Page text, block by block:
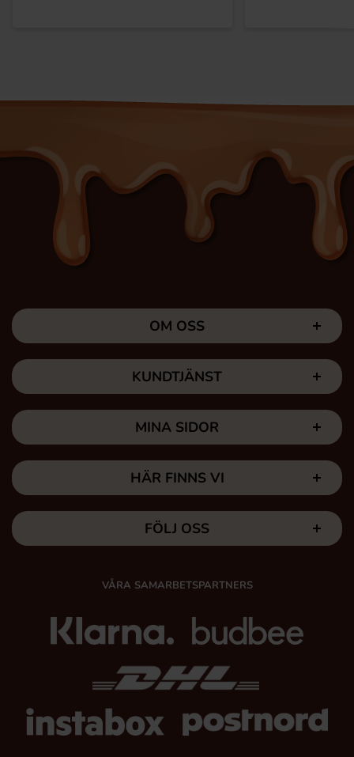
OM OSS
KUNDTJÄNST
MINA SIDOR
HÄR FINNS VI
FÖLJ OSS
VÅRA SAMARBETSPARTNERS